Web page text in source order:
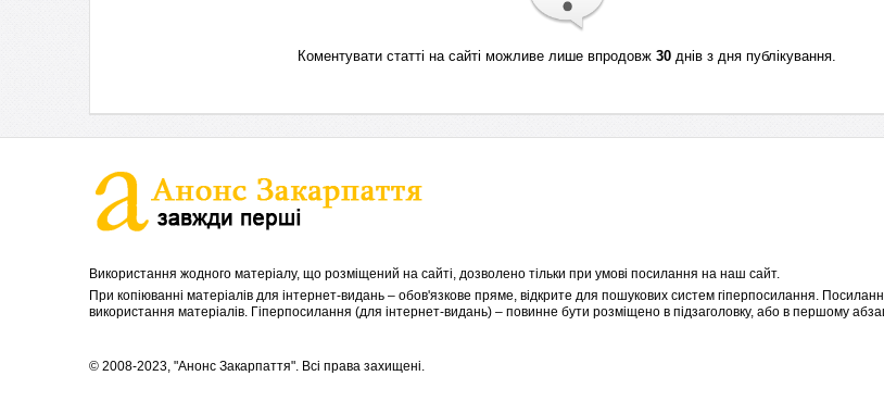
Коментувати статті на сайті можливе лише впродовж 30 днів з дня публікування.
Використання жодного матеріалу, що розміщений на сайті, дозволено тільки при умові посилання на наш сайт.
При копіюванні матеріалів для інтернет-видань – обов'язкове пряме, відкрите для пошукових систем гіперпосилання.
використання матеріалів. Гіперпосилання (для інтернет-видань) – повинне бути розміщено в підзаголовку, або в першому
© 2008-2023, "Анонс Закарпаття". Всі права захищені.